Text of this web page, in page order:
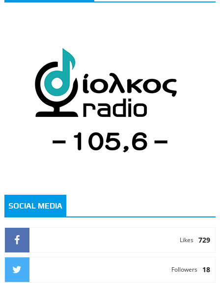
SOCIAL MEDIA
729
Likes
18
Followers